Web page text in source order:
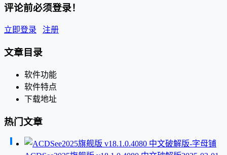
评论前必须登录！
立即登录 注册
文章目录
软件功能
软件特点
下载地址
热门文章